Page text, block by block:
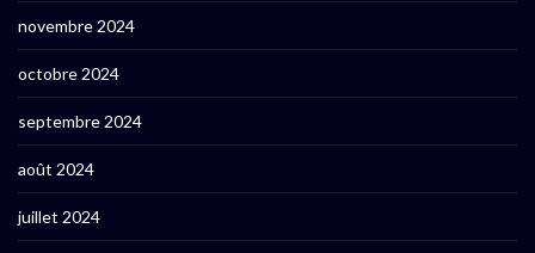
novembre 2024
octobre 2024
septembre 2024
août 2024
juillet 2024